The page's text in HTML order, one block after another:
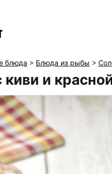
блюда > Блюда из рыбы >
и